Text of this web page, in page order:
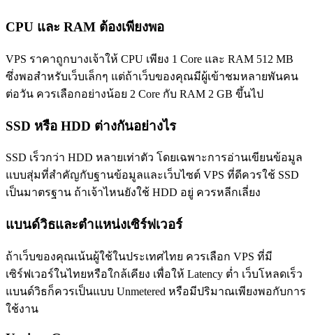
CPU และ RAM ต้องเพียงพอ
VPS ราคาถูกบางเจ้าให้ CPU เพียง 1 Core และ RAM 512 MB
ซึ่งพอสำหรับเว็บเล็กๆ แต่ถ้าเว็บของคุณมีผู้เข้าชมหลายพันคน
ต่อวัน ควรเลือกอย่างน้อย 2 Core กับ RAM 2 GB ขึ้นไป
SSD หรือ HDD ต่างกันอย่างไร
SSD เร็วกว่า HDD หลายเท่าตัว โดยเฉพาะการอ่านเขียนข้อมูล
แบบสุ่มที่สำคัญกับฐานข้อมูลและเว็บไซต์ VPS ที่ดีควรใช้ SSD
เป็นมาตรฐาน ถ้าเจ้าไหนยังใช้ HDD อยู่ ควรหลีกเลี่ยง
แบนด์วิธและตำแหน่งเซิร์ฟเวอร์
ถ้าเว็บของคุณเน้นผู้ใช้ในประเทศไทย ควรเลือก VPS ที่มี
เซิร์ฟเวอร์ในไทยหรือใกล้เคียง เพื่อให้ Latency ต่ำ เว็บโหลดเร็ว
แบนด์วิธก็ควรเป็นแบบ Unmetered หรือมีปริมาณเพียงพอกับการ
ใช้งาน